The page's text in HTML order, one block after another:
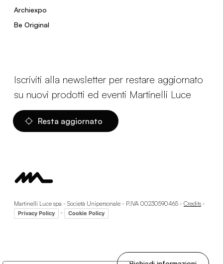
Archiexpo
Be Original
Iscriviti alla newsletter per restare aggiornato
su nuovi prodotti ed eventi Martinelli Luce
Resta aggiornato
Martinelli Luce spa - Società Unipersonale - P.IVA 00230590465 - Credits -
Privacy Policy - Cookie Policy